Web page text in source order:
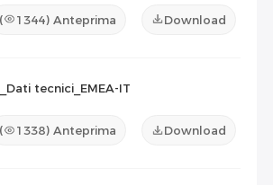
( 1344) Anteprima Download
tecnici_EMEA-IT
( 1338) Anteprima Download